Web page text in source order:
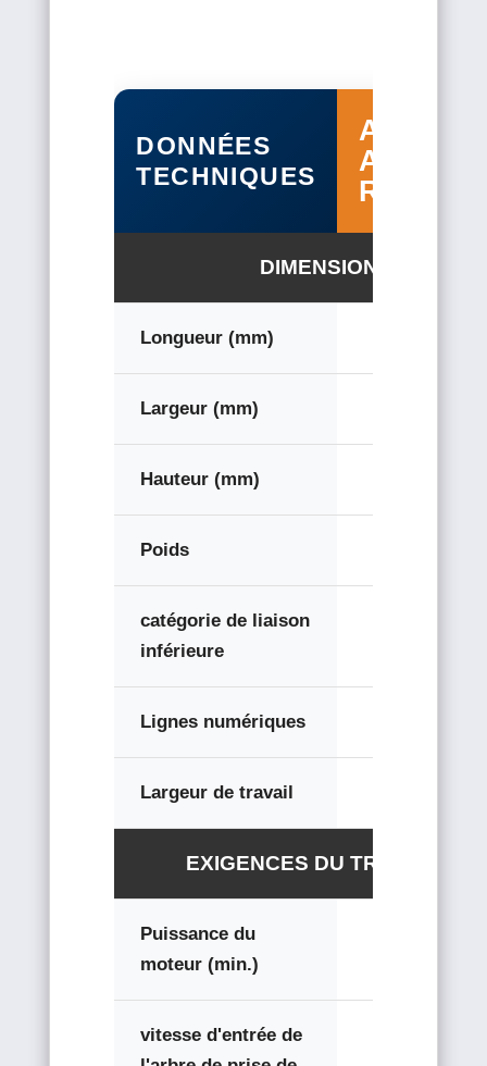
DONNÉES
TECHNIQUES
AWB-
AAR 2
DIMENSIONS
Longueur (mm)
Largeur (mm)
Hauteur (mm)
Poids
catégorie de liaison
inférieure
Lignes numériques
Largeur de travail
EXIGENCES DU TRACTEUR
Puissance du
moteur (min.)
vitesse d'entrée de